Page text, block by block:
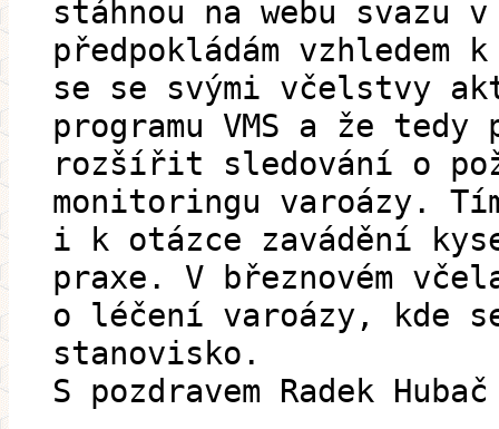
stáhnou na webu svazu
předpokládám vzhledem
se se svými včelstvy
programu VMS a že tedy
rozšířit sledování o
monitoringu varoázy.
i k otázce zavádění
praxe. V březnovém
o léčení varoázy, kde
stanovisko.
S pozdravem Radek Hubač